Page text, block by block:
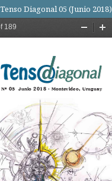
Diagonal 05 (Junio 2018)